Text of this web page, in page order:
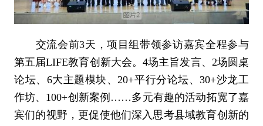
交流会前3天，项目组带领参访嘉宾全程参与
第五届LIFE教育创新大会。4场主旨发言、2场圆桌
论坛、6大主题模块、20+平行分论坛、30+沙龙工
作坊、100+创新案例……多元有趣的活动拓宽了嘉
宾们的视野，更促使他们深入思考县域教育创新的